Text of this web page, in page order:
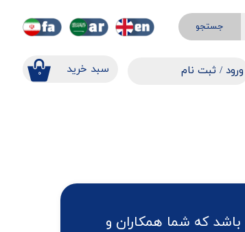
جستجو
۰ ​​سبد خرید ورود / ثبت نام
که شما همکاران و